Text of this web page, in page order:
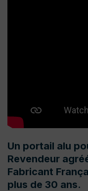
Un portail alu
Revendeur
Fabricant
plus de 30 ans.